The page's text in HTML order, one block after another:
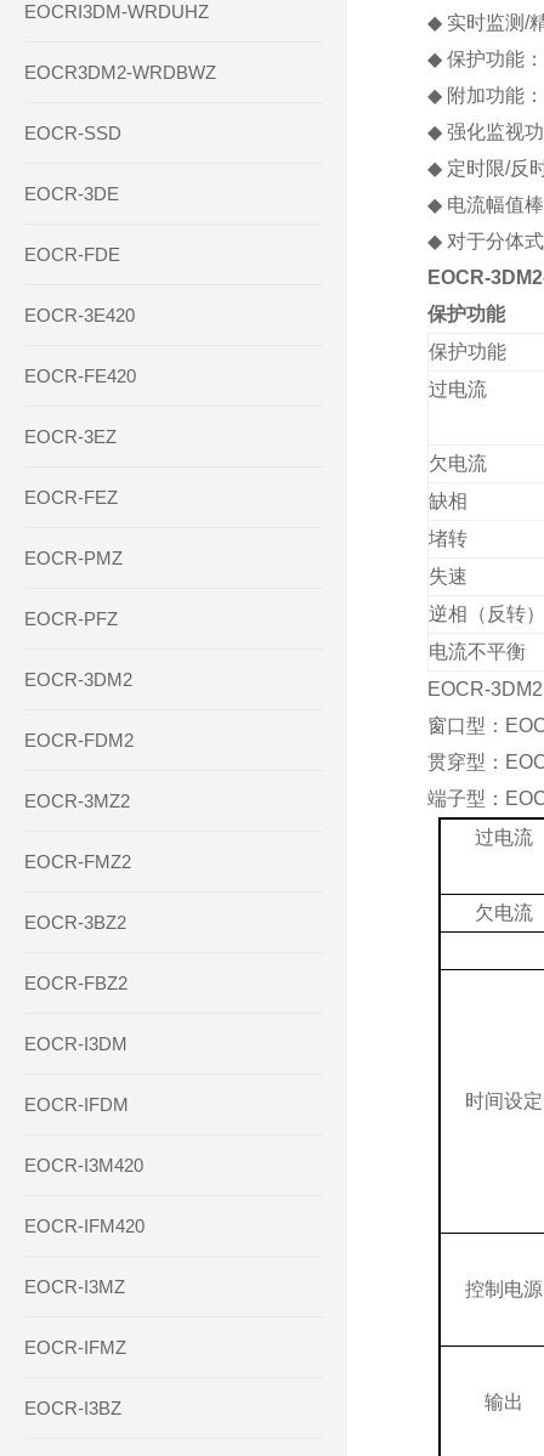
EOCRI3DM-WRDUHZ
EOCR3DM2-WRDBWZ
EOCR-SSD
EOCR-3DE
EOCR-FDE
EOCR-3E420
EOCR-FE420
EOCR-3EZ
EOCR-FEZ
EOCR-PMZ
EOCR-PFZ
EOCR-3DM2
EOCR-FDM2
EOCR-3MZ2
EOCR-FMZ2
EOCR-3BZ2
EOCR-FBZ2
EOCR-I3DM
EOCR-IFDM
EOCR-I3M420
EOCR-IFM420
EOCR-I3MZ
EOCR-IFMZ
EOCR-I3BZ
◆ 实时监测/
◆ 保护功能
◆ 附加功能
◆ 强化监视
◆ 定时限/反
◆ 电流幅值
◆ 对于分体
EOCR-
保护功能
保护功能
过电流
欠电流
缺相
堵转
失速
逆相（反转）
电流不平衡
EOCR-
窗口型：
贯穿型：
端子型：
过电流
欠电流
时间设定
控制电源
输出